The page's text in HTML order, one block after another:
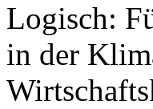
Logisch:
in der